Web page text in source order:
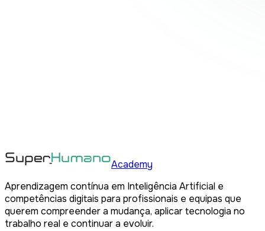
Academy
Aprendizagem contínua em Inteligência Artificial e
competências digitais para profissionais e equipas que
querem compreender a mudança, aplicar tecnologia no
trabalho real e continuar a evoluir.